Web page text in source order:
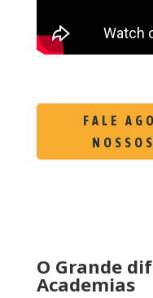
FALE
O Grande
Academias